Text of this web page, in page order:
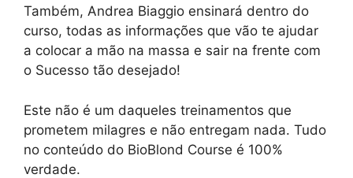
Também, Andrea Biaggio ensinará dentro do
curso, todas as informações que vão te ajudar
a colocar a mão na massa e sair na frente com
o Sucesso tão desejado!
Este não é um daqueles treinamentos que
prometem milagres e não entregam nada. Tudo
no conteúdo do BioBlond Course é 100%
verdade.